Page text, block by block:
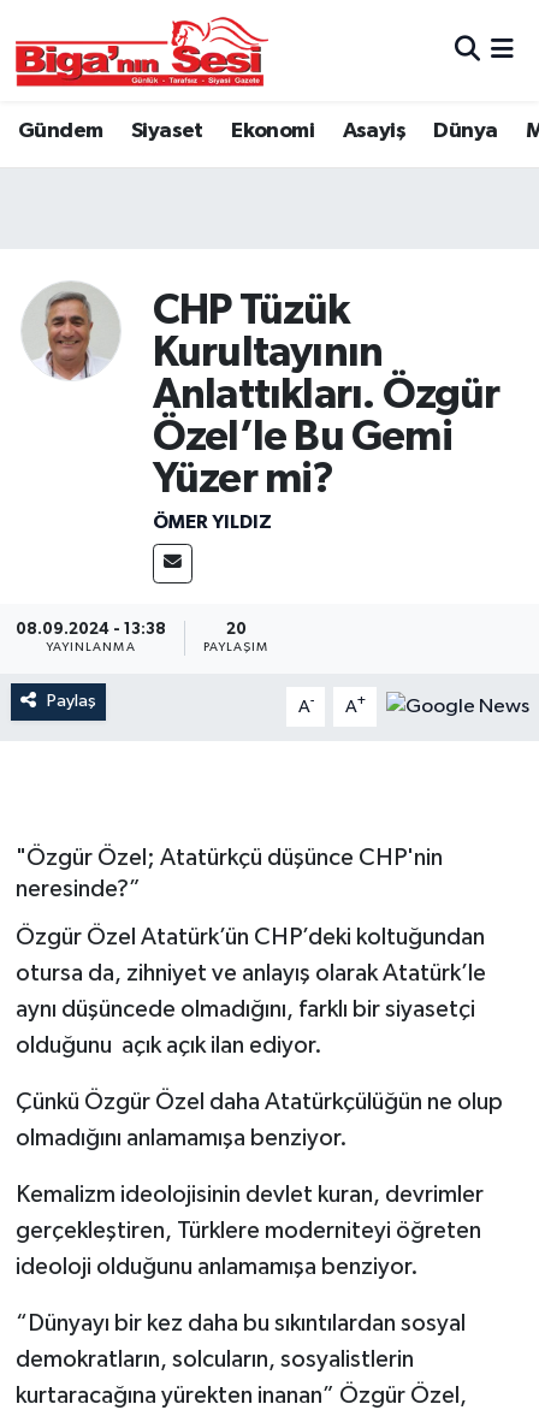
Gündem Siyaset Ekonomi Asayiş Dünya
CHP Tüzük
Kurultayının
Anlattıkları. Özgür
Özel’le Bu Gemi
Yüzer mi?
ÖMER YILDIZ
08.09.2024 - 13:38
YAYINLANMA
20
PAYLAŞIM
Paylaş A- A+
"Özgür Özel; Atatürkçü düşünce CHP'nin
neresinde?”
Özgür Özel Atatürk’ün CHP’deki koltuğundan
otursa da, zihniyet ve anlayış olarak Atatürk’le
aynı düşüncede olmadığını, farklı bir siyasetçi
olduğunu açık açık ilan ediyor.
Çünkü Özgür Özel daha Atatürkçülüğün ne olup
olmadığını anlamamışa benziyor.
Kemalizm ideolojisinin devlet kuran, devrimler
gerçekleştiren, Türklere moderniteyi öğreten
ideoloji olduğunu anlamamışa benziyor.
“Dünyayı bir kez daha bu sıkıntılardan sosyal
demokratların, solcuların, sosyalistlerin
kurtaracağına yürekten inanan” Özgür Özel,
Asayiş
Dünya
Ekonomi
Hava Durumu
İlan
Otomobil
Politika
Resmî ilanlar
Siyaset
Spor
Tarım ve Ekonomi
Teknoloji
Çanakkale Hava Durumu
Son Dakika Haberleri
Haber Arşivi